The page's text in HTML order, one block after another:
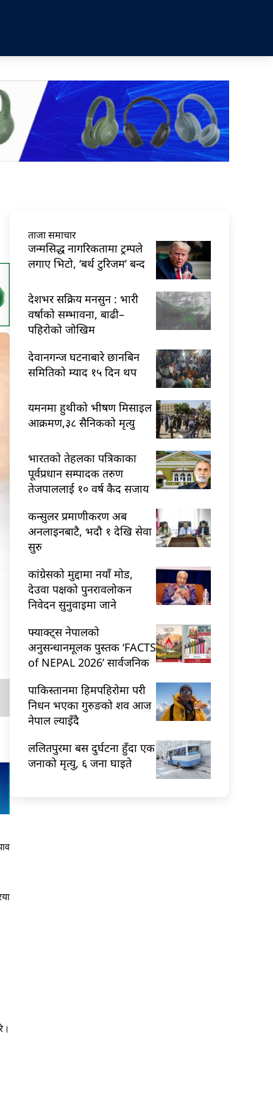
ताजा समाचार
जन्मसिद्ध नागरिकतामा ट्रम्पले
लगाए भिटो, ‘बर्थ टुरिजम’ बन्द
देशभर सक्रिय मनसुन : भारी
वर्षाको सम्भावना, बाढी–
पहिरोको जोखिम
देवानगन्ज घटनाबारे छानबिन
समितिको म्याद १५ दिन थप
यमनमा हुथीको भीषण मिसाइल
आक्रमण,३८ सैनिकको मृत्यु
भारतकाे तेहलका पत्रिकाका
पूर्वप्रधान सम्पादक तरुण
तेजपाललाई १० वर्ष कैद सजाय
कन्सुलर प्रमाणीकरण अब
अनलाइनबाटै, भदौ १ देखि सेवा
सुरु
कांग्रेसको मुद्दामा नयाँ मोड,
देउवा पक्षको पुनरावलोकन
निवेदन सुनुवाइमा जाने
फ्याक्ट्स नेपालको
अनुसन्धानमूलक पुस्तक ‘FACTS
of NEPAL 2026’ सार्वजनिक
पाकिस्तानमा हिमपहिरोमा परी
निधन भएका गुरुङको शव आज
नेपाल ल्याइँदै
ललितपुरमा बस दुर्घटना हुँदा एक
जनाको मृत्यु, ६ जना घाइते